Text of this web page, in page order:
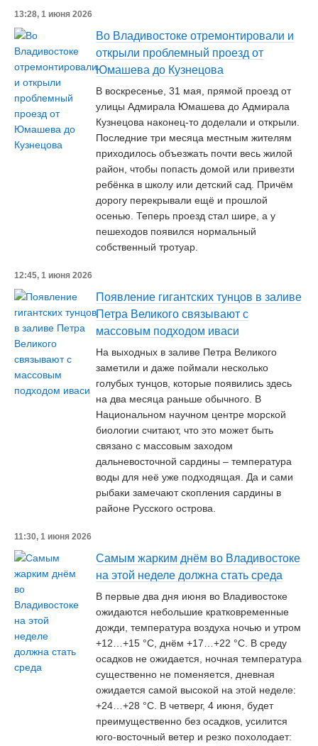
13:28, 1 июня 2026
Во Владивостоке отремонтировали и
открыли проблемный проезд от
Юмашева до Кузнецова
В воскресенье, 31 мая, прямой проезд от
улицы Адмирала Юмашева до Адмирала
Кузнецова наконец-то доделали и открыли.
Последние три месяца местным жителям
приходилось объезжать почти весь жилой
район, чтобы попасть домой или привезти
ребёнка в школу или детский сад. Причём
дорогу перекрывали ещё и прошлой
осенью. Теперь проезд стал шире, а у
пешеходов появился нормальный
собственный тротуар.
12:45, 1 июня 2026
Появление гигантских тунцов в заливе
Петра Великого связывают с
массовым подходом иваси
На выходных в заливе Петра Великого
заметили и даже поймали несколько
голубых тунцов, которые появились здесь
на два месяца раньше обычного. В
Национальном научном центре морской
биологии считают, что это может быть
связано с массовым заходом
дальневосточной сардины – температура
воды для неё уже подходящая. Да и сами
рыбаки замечают скопления сардины в
районе Русского острова.
11:30, 1 июня 2026
Самым жарким днём во Владивостоке
на этой неделе должна стать среда
В первые два дня июня во Владивостоке
ожидаются небольшие кратковременные
дожди, температура воздуха ночью и утром
+12…+15 °С, днём +17…+22 °С. В среду
осадков не ожидается, ночная температура
существенно не поменяется, дневная
ожидается самой высокой на этой неделе:
+24…+28 °С. В четверг, 4 июня, будет
преимущественно без осадков, усилится
юго-восточный ветер и резко похолодает: